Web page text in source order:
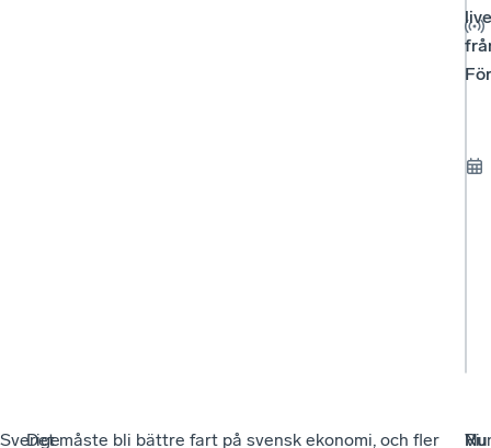
Sverige
Det måste bli bättre fart på svensk ekonomi, och fler
Vi
Nu